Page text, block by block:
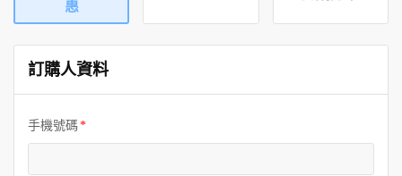
惠
訂購人資料
手機號碼